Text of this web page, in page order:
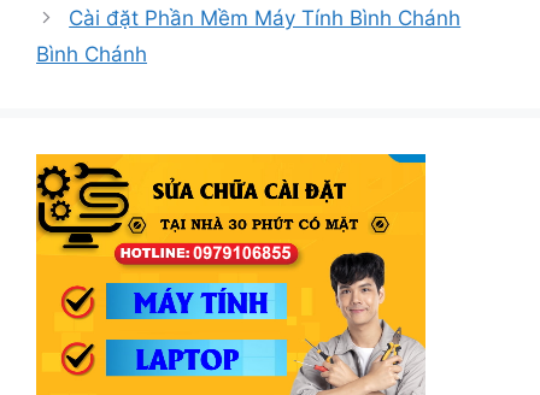
Cài đặt Phần Mềm Máy Tính Bình Chánh
Bình Chánh